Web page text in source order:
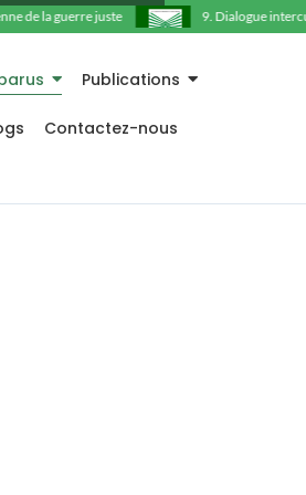
de la guerre juste 9. Dialogue
Publications
Contactez-nous